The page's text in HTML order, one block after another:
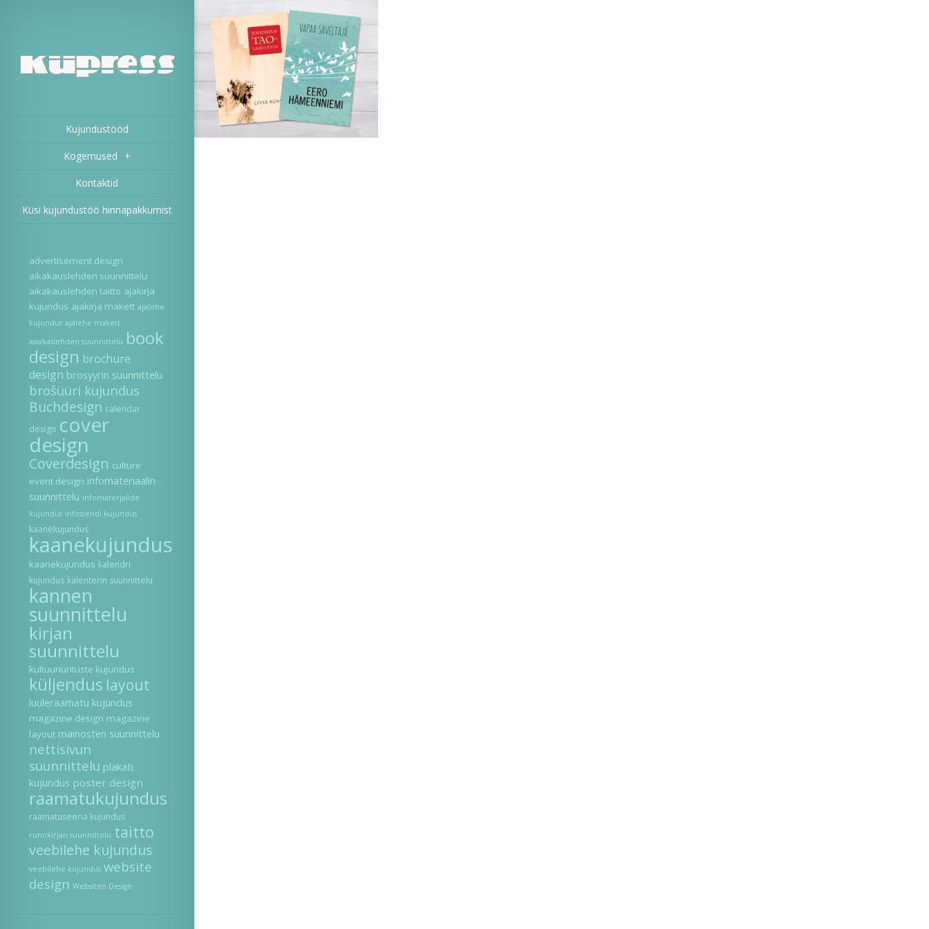
Kujundustööd
Kogemused +
Kontaktid
Küsi kujundustöö hinnapakkumist
advertisement design
aikakauslehden suunnittelu
aikakauslehden taitto ajakirja
kujundus ajakirja makett ajalehe
kujundus ajalehe makett
asiakaslehden suunnittelu book
design brochure
design brosyyrin suunnittelu
brošüüri kujundus
Buchdesign calendar
design cover
design
Coverdesign culture
event design infomateriaalin
suunnittelu infomaterjalide
kujundus infostendi kujundus
kaanekujundus
kaanekujundus
kaanekujundus kalendri
kujundus kalenterin suunnittelu
kannen
suunnittelu
kirjan
suunnittelu
kultuuriürituste kujundus
küljendus layout
luuleraamatu kujundus
magazine design magazine
layout mainosten suunnittelu
nettisivun
suunnittelu plakati
kujundus poster design
raamatukujundus
raamatuseeria kujundus
runokirjan suunnittelu taitto
veebilehe kujundus
veebilehe kujundus website
design Websiten Design